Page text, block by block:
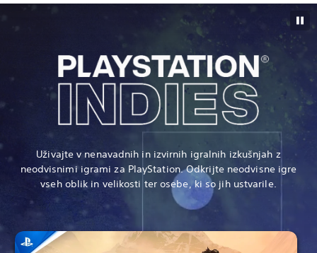
Uživajte v nenavadnih in izvirnih igralnih izkušnjah z
neodvisnimi igrami za PlayStation. Odkrijte neodvisne igre
vseh oblik in velikosti ter osebe, ki so jih ustvarile.